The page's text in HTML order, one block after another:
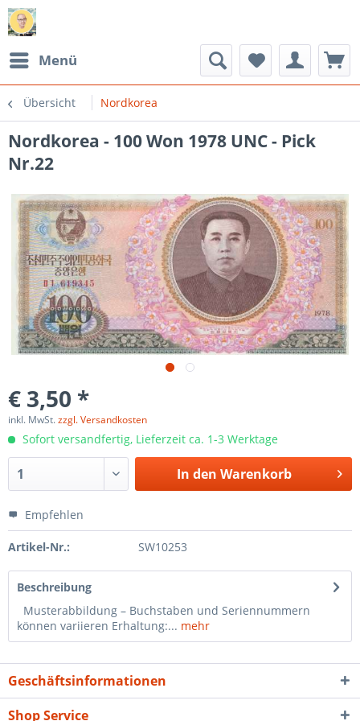
Menü
Übersicht Nordkorea
Nordkorea - 100 Won 1978 UNC - Pick
Nr.22
€ 3,50 *
inkl. MwSt.zzgl. Versandkosten
Sofort versandfertig, Lieferzeit ca. 1-3 Werktage
In den Warenkorb
Empfehlen
Artikel-Nr.: SW10253
Beschreibung
Musterabbildung – Buchstaben und Seriennummern
können variieren Erhaltung:... mehr
Geschäftsinformationen
Shop Service